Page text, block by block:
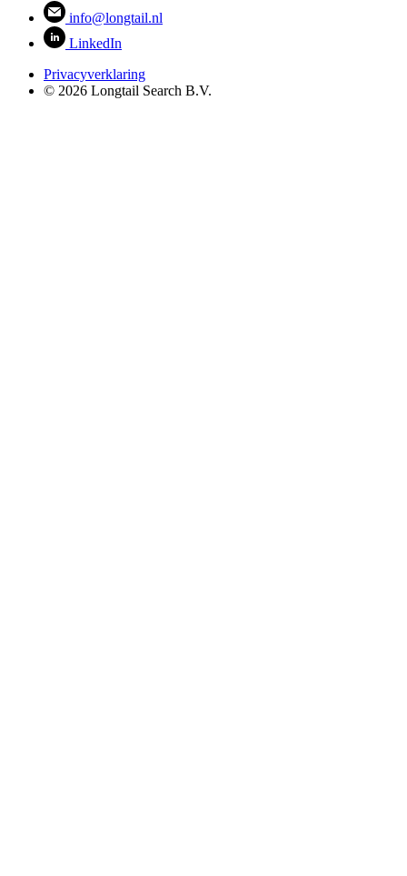
info@longtail.nl
LinkedIn
Privacyverklaring
© 2026 Longtail Search B.V.